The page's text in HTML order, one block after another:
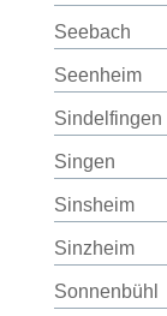
Seebach
Seenheim
Sindelfingen
Singen
Sinsheim
Sinzheim
Sonnenbühl